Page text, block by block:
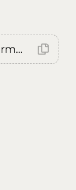
Error: (intermediate value)(intermediate value)(intermediate value).replaceAll is not a function